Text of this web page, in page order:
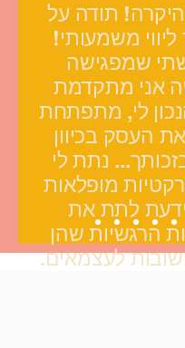
תודה על
משמעותי!
שמפגישה
אני מתקדמת
לי, מתפתחת
העסק בכיוון
נתת לי
מופלאות
לתת את
הרגשיות שהן
לעצמאים.